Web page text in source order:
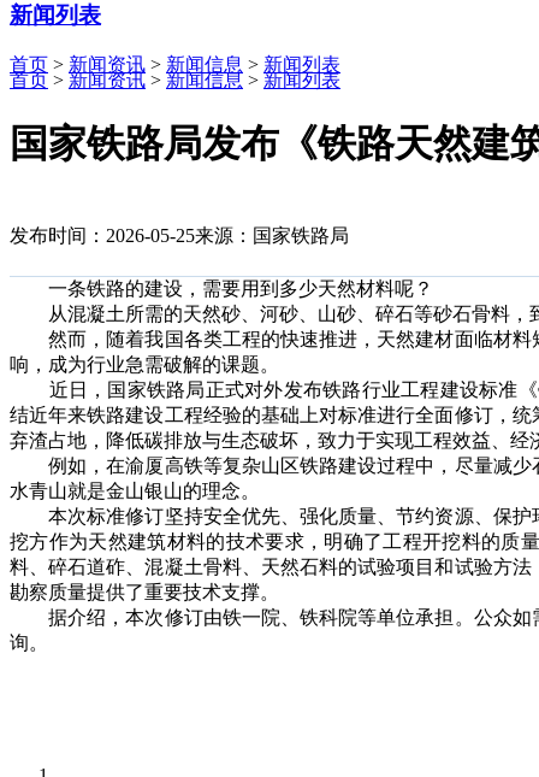
新闻列表
首页 > 新闻资讯 > 新闻信息 > 新闻列表
首页 > 新闻资讯 > 新闻信息 > 新闻列表
国家铁路局发布《铁路天然建
发布时间：2026-05-25来源：国家铁路局
一条铁路的建设，需要用到多少天然材料呢？
从混凝土所需的天然砂、河砂、山砂、碎石等砂石骨料，
然而，随着我国各类工程的快速推进，天然建材面临材料
响，成为行业急需破解的课题。
近日，国家铁路局正式对外发布铁路行业工程建设标准《
结近年来铁路建设工程经验的基础上对标准进行全面修订，
弃渣占地，降低碳排放与生态破坏，致力于实现工程效益、经
例如，在渝厦高铁等复杂山区铁路建设过程中，尽量减少
水青山就是金山银山的理念。
本次标准修订坚持安全优先、强化质量、节约资源、保护
挖方作为天然建筑材料的技术要求，明确了工程开挖料的质
料、碎石道砟、混凝土骨料、天然石料的试验项目和试验方
勘察质量提供了重要技术支撑。
据介绍，本次修订由铁一院、铁科院等单位承担。公众如
询。